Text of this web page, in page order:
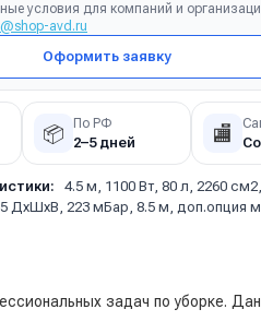
условия для компаний и
avd.ru
Оформить заявку
📦 По РФ
2–5 дней 🏬
4.5 м, 1100 Вт, 80 л, 2260
ДхШхВ, 223 мБар, 8.5 м, доп.опция
задач по уборке.